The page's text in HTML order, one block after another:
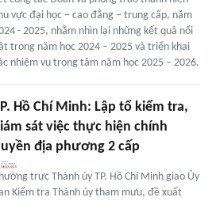
vực đại học – cao đẳng – trung cấp, năm
- 2025, nhằm nhìn lại những kết quả nổi
trong năm học 2024 – 2025 và triển khai
nhiệm vụ trọng tâm năm học 2025 – 2026.
Hồ Chí Minh: Lập tổ kiểm tra,
sát việc thực hiện chính
địa phương 2 cấp
trực Thành ủy TP. Hồ Chí Minh giao Ủy
Kiểm tra Thành ủy tham mưu, đề xuất